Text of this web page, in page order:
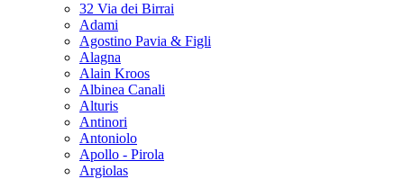
32 Via dei Birrai
Adami
Agostino Pavia & Figli
Alagna
Alain Kroos
Albinea Canali
Alturis
Antinori
Antoniolo
Apollo - Pirola
Argiolas